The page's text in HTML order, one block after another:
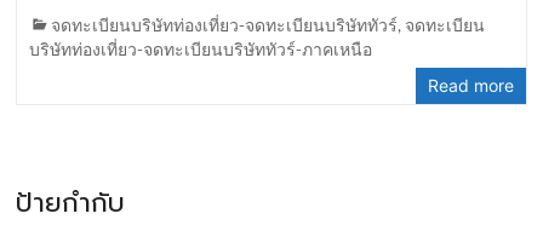
จดทะเบียนบริษัทท่องเที่ยว-จดทะเบียนบริษัททัวร์, จดทะเบียน
บริษัทท่องเที่ยว-จดทะเบียนบริษัททัวร์-ภาคเหนือ
Read more
ป้ายกำกับ